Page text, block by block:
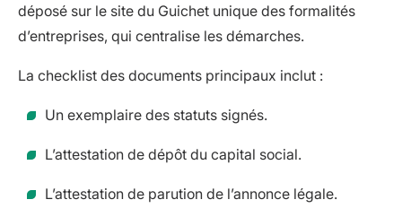
déposé sur le site du Guichet unique des formalités
d’entreprises, qui centralise les démarches.
La checklist des documents principaux inclut :
Un exemplaire des statuts signés.
L’attestation de dépôt du capital social.
L’attestation de parution de l’annonce légale.